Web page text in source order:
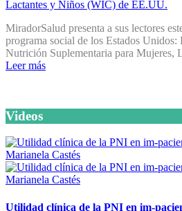
MiradorSalud presenta a sus lectores
programa social de los Estados Unidos:
Nutrición Suplementaria para Mujeres,
Leer más
Videos
Utilidad clínica de la PNI en im-